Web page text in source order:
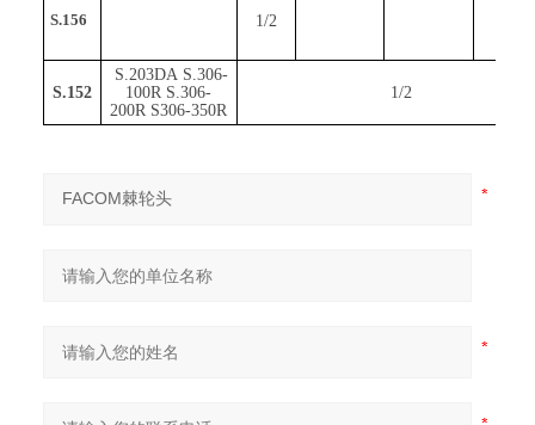
S.156 1/2
S.152
S.203DA S.306-
100R S.306-
200R S306-350R
1/2